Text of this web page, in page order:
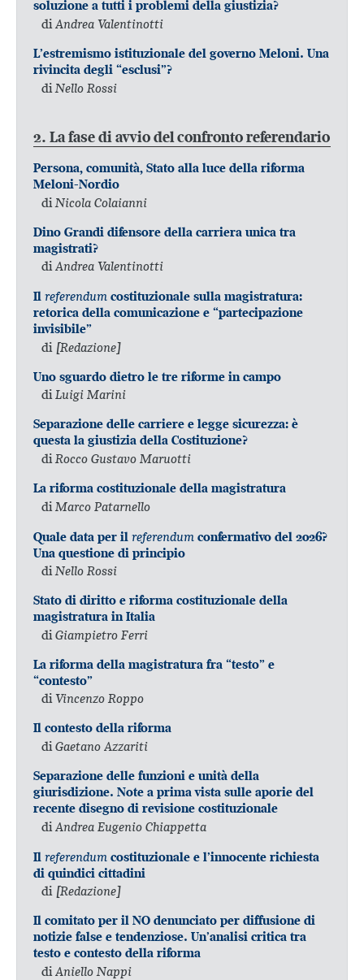
soluzione a tutti i problemi della giustizia?
diAndrea Valentinotti
L’estremismo istituzionale del governo Meloni. Una
rivincita degli “esclusi”?
di Nello Rossi
2. La fase di avvio del confronto referendario
Persona, comunità, Stato alla luce della riforma
Meloni-Nordio
di Nicola Colaianni
Dino Grandi difensore della carriera unica tra
magistrati?
diAndrea Valentinotti
Il referendum costituzionale sulla magistratura:
retorica della comunicazione e “partecipazione
invisibile”
di [Redazione]
Uno sguardo dietro le tre riforme in campo
diLuigi Marini
Separazione delle carriere e legge sicurezza: è
questa la giustizia della Costituzione?
di Rocco Gustavo Maruotti
La riforma costituzionale della magistratura
di Marco Patarnello
Quale data per il referendum confermativo del 2026?
Una questione di principio
diNello Rossi
Stato di diritto e riforma costituzionale della
magistratura in Italia
di Giampietro Ferri
La riforma della magistratura fra “testo” e
“contesto”
diVincenzo Roppo
Il contesto della riforma
di Gaetano Azzariti
Separazione delle funzioni e unità della
giurisdizione. Note a prima vista sulle aporie del
recente disegno di revisione costituzionale
di Andrea Eugenio Chiappetta
Il referendum costituzionale e l’innocente richiesta
di quindici cittadini
di [Redazione]
Il comitato per il NO denunciato per diffusione di
notizie false e tendenziose. Un’analisi critica tra
testo e contesto della riforma
di Aniello Nappi